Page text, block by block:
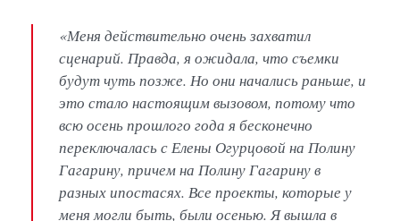
«Меня действительно очень захватил
сценарий. Правда, я ожидала, что съемки
будут чуть позже. Но они начались раньше, и
это стало настоящим вызовом, потому что
всю осень прошлого года я бесконечно
переключалась с Елены Огурцовой на Полину
Гагарину, причем на Полину Гагарину в
разных ипостасях. Все проекты, которые у
меня могли быть, были осенью. Я вышла в